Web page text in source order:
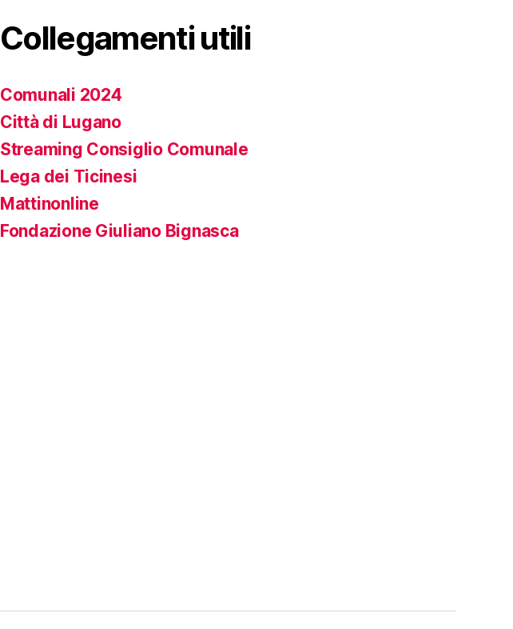
Collegamenti utili
Comunali 2024
Città di Lugano
Streaming Consiglio Comunale
Lega dei Ticinesi
Mattinonline
Fondazione Giuliano Bignasca